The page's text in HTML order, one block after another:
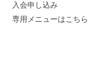
入会申し込み
専用メニューはこちら